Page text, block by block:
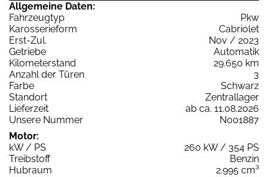
Allgemeine Daten:
Fahrzeugtyp
Pkw
Karosserieform
Cabriolet
Erst-Zul.
Nov / 2023
Getriebe
Automatik
Kilometerstand
29.650 km
Anzahl der Türen
3
Farbe
Schwarz
Standort
Zentrallager
Lieferzeit
ab ca. 11.08.2026
Unsere Nummer
N001887
Motor:
kW / PS
260 kW / 354 PS
Treibstoff
Benzin
Hubraum
2.995 cm³